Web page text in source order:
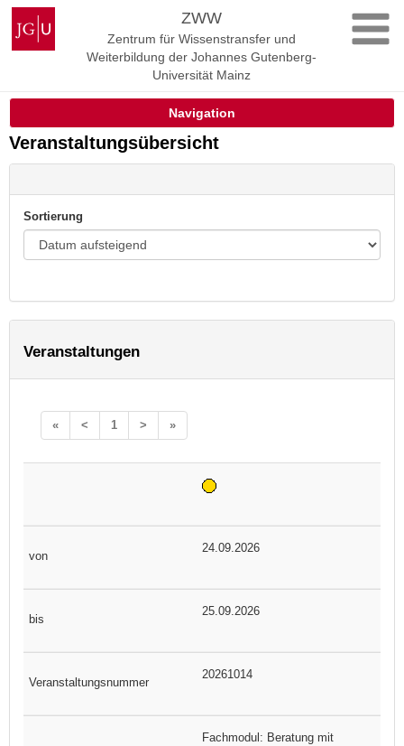
Zum
Inhalt
springen
Johannes
Gutenberg-
Universität
ZWW
Zentrum für Wissenstransfer und
Weiterbildung der Johannes Gutenberg-
Universität Mainz
Navigation
Veranstaltungsübersicht
Sortierung
Veranstaltungen
« < 1 > »
24.09.2026
25.09.2026
20261014
Fachmodul: Beratung mit